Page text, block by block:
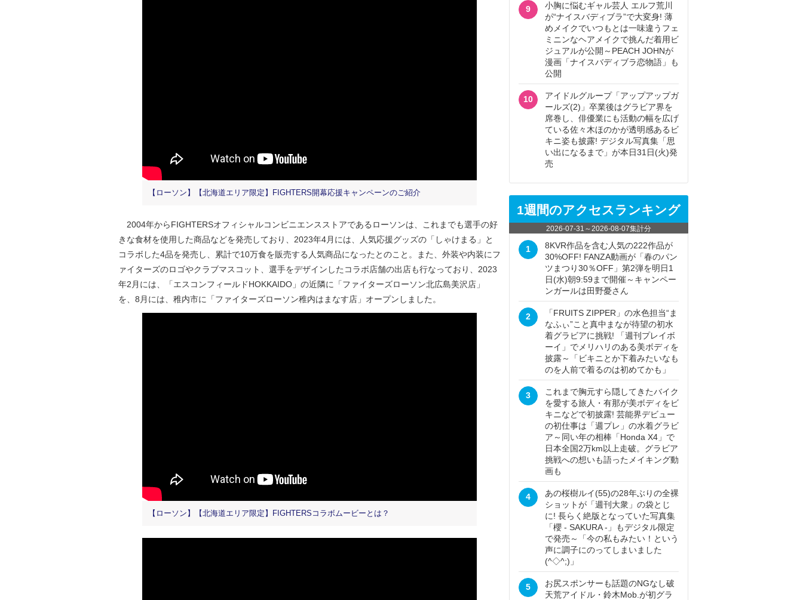
【ローソン】【北海道エリア限定】FIGHTERS開幕応援キャンペーンのご紹介
2004年からFIGHTERSオフィシャルコンビニエンスストアであるローソンは、これまでも選手の好
きな食材を使用した商品などを発売しており、2023年4月には、人気応援グッズの「しゃけまる」と
コラボした4品を発売し、累計で10万食を販売する人気商品になったとのこと。また、外装や内装にフ
ァイターズのロゴやクラブマスコット、選手をデザインしたコラボ店舗の出店も行なっており、2023
年2月には、「エスコンフィールドHOKKAIDO」の近隣に「ファイターズローソン北広島美沢店」
を、8月には、稚内市に「ファイターズローソン稚内はまなす店」オープンしました。
【ローソン】【北海道エリア限定】FIGHTERSコラボムービーとは？
9
小胸に悩むギャル芸人 エルフ荒川
が“ナイスバディブラ”で大変身! 薄
めメイクでいつもとは一味違うフェ
ミニンなヘアメイクで挑んだ着用ビ
ジュアルが公開～PEACH JOHNが
漫画「ナイスバディブラ恋物語」も
公開
10
アイドルグループ「アップアップガ
ールズ(2)」卒業後はグラビア界を
席巻し、俳優業にも活動の幅を広げ
ている佐々木ほのかが透明感あるビ
キニ姿も披露! デジタル写真集「思
い出になるまで」が本日31日(火)発
売
1週間のアクセスランキング
2026-07-31 ～2026-08-07集計分
1
8KVR作品を含む人気の222作品が
30%OFF! FANZA動画が「春のパン
ツまつり30％OFF」第2弾を明日1
日(水)朝9:59まで開催～キャンペー
ンガールは田野憂さん
2
「FRUITS ZIPPER」の水色担当“ま
なふぃ”こと真中まなが待望の初水
着グラビアに挑戦! 「週刊プレイボ
ーイ」でメリハリのある美ボディを
披露～「ビキニとか下着みたいなも
のを人前で着るのは初めてかも」
3
これまで胸元すら隠してきたバイク
を愛する旅人・有那が美ボディをビ
キニなどで初披露! 芸能界デビュー
の初仕事は「週プレ」の水着グラビ
ア～同い年の相棒「Honda X4」で
日本全国2万km以上走破。グラビア
挑戦への想いも語ったメイキング動
画も
4
あの桜樹ルイ(55)の28年ぶりの全裸
ショットが「週刊大衆」の袋とじ
に! 長らく絶版となっていた写真集
「櫻 - SAKURA -」もデジタル限定
で発売～「今の私もみたい！という
声に調子にのってしまいました
(^◇^;)」
5
お尻スポンサーも話題のNGなし破
天荒アイドル・鈴木Mob.が初グラ